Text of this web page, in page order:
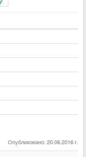
Опубликовано: 20.06.2016 г.